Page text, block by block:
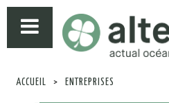
ACCUEIL > ENTREPRISES